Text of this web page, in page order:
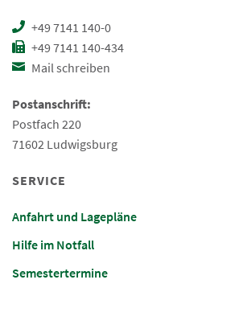
+49 7141 140-0
+49 7141 140-434
Mail schreiben
Postanschrift:
Postfach 220
71602 Ludwigsburg
SERVICE
Anfahrt und Lagepläne
Hilfe im Notfall
Semestertermine